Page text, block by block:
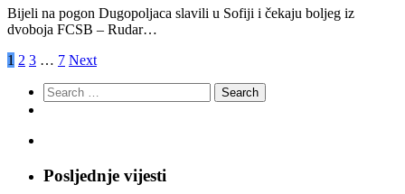
Bijeli na pogon Dugopoljaca slavili u Sofiji i čekaju boljeg iz
dvoboja FCSB – Rudar…
1 2 3 … 7 Next
Search
for:
Posljednje vijesti